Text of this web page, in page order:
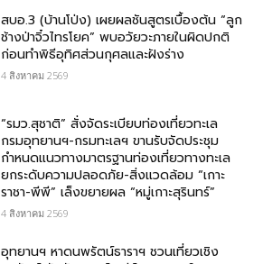
สบอ.3 (บ้านโป่ง) เผยผลชันสูตรเบื้องต้น “ลูก
ช้างป่าจิ๋วไทรโยค” พบอวัยวะภายในผิดปกติ
ก่อนทำพิธีอุทิศส่วนกุศลและฝังร่าง
4 สิงหาคม 2569
“รมว.สุชาติ” สั่งจัดระเบียบท่องเที่ยวทะเล
กรมอุทยานฯ-กรมทะเลฯ ขานรับจัดประชุม
กำหนดแนวทางมาตรฐานท่องเที่ยวทางทะเล
ยกระดับความปลอดภัย-สิ่งแวดล้อม “เกาะ
ราชา-พีพี” เล็งขยายผล “หมู่เกาะสุรินทร์”
4 สิงหาคม 2569
อุทยานฯ หาดนพรัตน์ธาราฯ ชวนเที่ยวเชิง